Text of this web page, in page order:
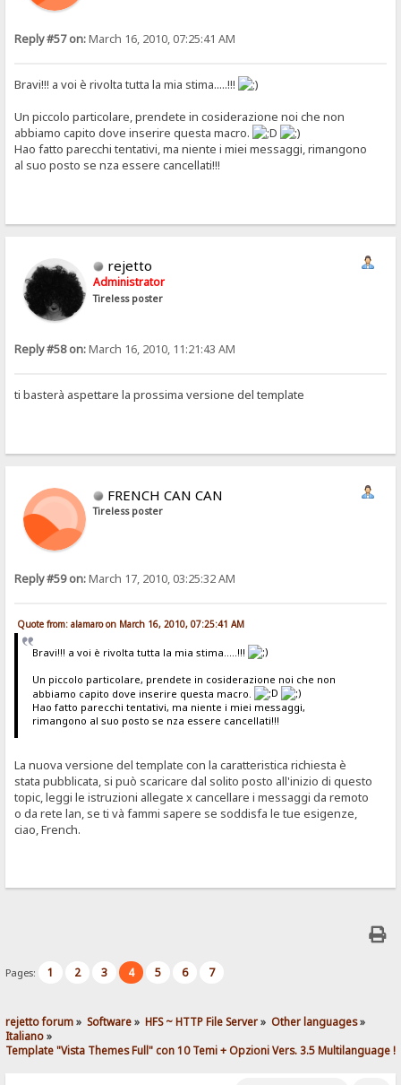
Reply #57 on:March 16, 2010, 07:25:41 AM
Bravi!!! a voi è rivolta tutta la mia stima.....!!!
Un piccolo particolare, prendete in cosiderazione noi che non
abbiamo capito dove inserire questa macro.
Hao fatto parecchi tentativi, ma niente i miei messaggi, rimangono
al suo posto se nza essere cancellati!!!
rejetto
Administrator
Tireless poster
Reply #58 on:March 16, 2010, 11:21:43 AM
ti basterà aspettare la prossima versione del template
FRENCH CAN CAN
Tireless poster
Reply #59 on:March 17, 2010, 03:25:32 AM
Quote from: alamaro on March 16, 2010, 07:25:41 AM
Bravi!!! a voi è rivolta tutta la mia stima.....!!!
Un piccolo particolare, prendete in cosiderazione noi che non
abbiamo capito dove inserire questa macro.
Hao fatto parecchi tentativi, ma niente i miei messaggi,
rimangono al suo posto se nza essere cancellati!!!
La nuova versione del template con la caratteristica richiesta è
stata pubblicata, si può scaricare dal solito posto all'inizio di questo
topic, leggi le istruzioni allegate x cancellare i messaggi da remoto
o da rete lan, se ti và fammi sapere se soddisfa le tue esigenze,
ciao, French.
Pages: 1 2 3 4 5 6 7
rejetto forum» Software» HFS ~ HTTP File Server» Other languages»
Italiano»
Template "Vista Themes Full" con 10 Temi + Opzioni Vers. 3.5 Multilanguage !!